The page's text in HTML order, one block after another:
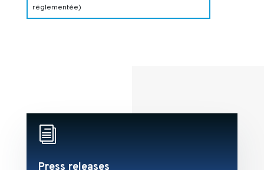
réglementée)
i
Press releases